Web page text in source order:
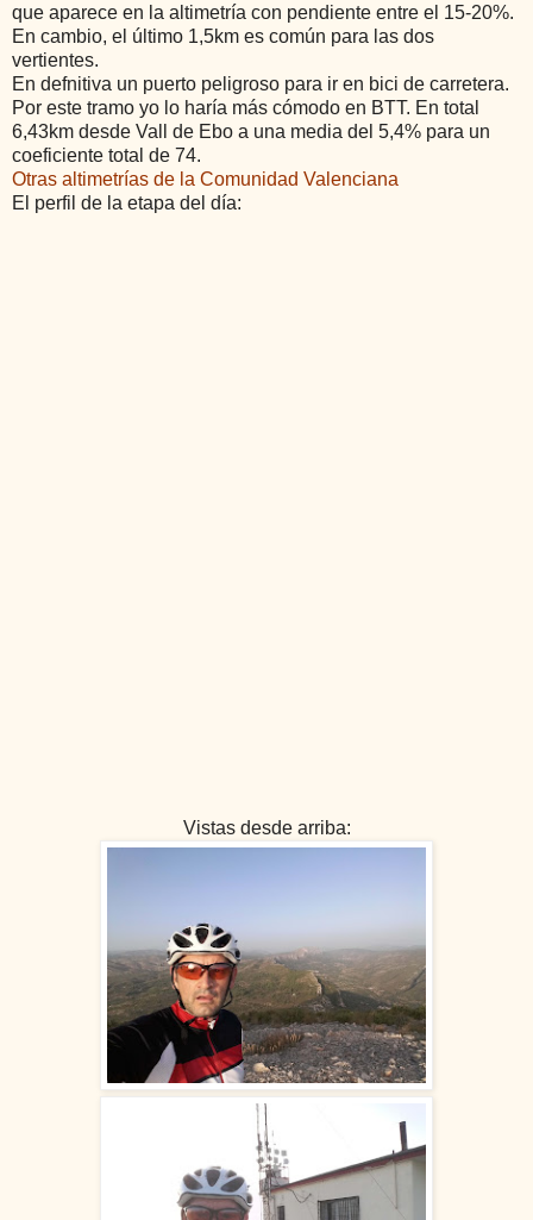
que aparece en la altimetría con pendiente entre el 15-20%.
En cambio, el último 1,5km es común para las dos
vertientes.
En defnitiva un puerto peligroso para ir en bici de carretera.
Por este tramo yo lo haría más cómodo en BTT. En total
6,43km desde Vall de Ebo a una media del 5,4% para un
coeficiente total de 74.
Otras altimetrías de la Comunidad Valenciana
El perfil de la etapa del día:
Vistas desde arriba: